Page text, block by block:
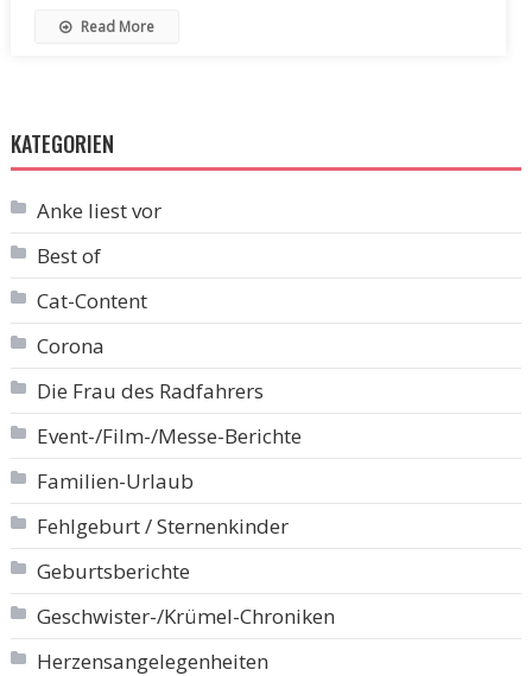
Read More
KATEGORIEN
Anke liest vor
Best of
Cat-Content
Corona
Die Frau des Radfahrers
Event-/Film-/Messe-Berichte
Familien-Urlaub
Fehlgeburt / Sternenkinder
Geburtsberichte
Geschwister-/Krümel-Chroniken
Herzensangelegenheiten